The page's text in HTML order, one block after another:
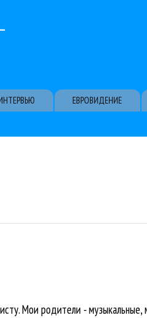
ЕВРОВИДЕНИЕ
Мои родители - музыкальные,